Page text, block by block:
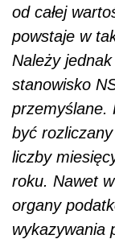
od całej
powstaje w
Należy
stanowisko
przemyślane.
być
liczby
roku. Nawet
organy
wykazywania